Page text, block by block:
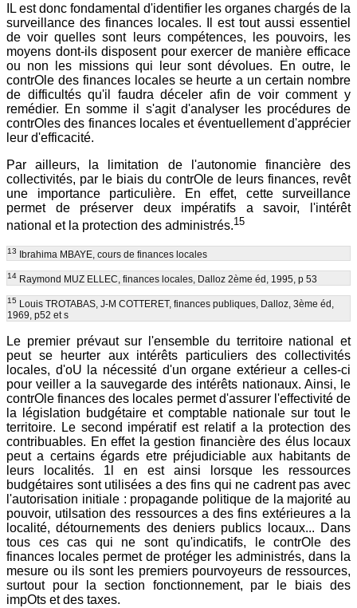
IL est donc fondamental d'identifier les organes chargés de la
surveillance des finances locales. Il est tout aussi essentiel
de voir quelles sont leurs compétences, les pouvoirs, les
moyens dont-ils disposent pour exercer de manière efficace
ou non les missions qui leur sont dévolues. En outre, le
contrOle des finances locales se heurte a un certain nombre
de difficultés qu'il faudra déceler afin de voir comment y
remédier. En somme il s'agit d'analyser les procédures de
contrOles des finances locales et éventuellement d'apprécier
leur d'efficacité.
Par ailleurs, la limitation de l'autonomie financière des
collectivités, par le biais du contrOle de leurs finances, revêt
une importance particulière. En effet, cette surveillance
permet de préserver deux impératifs a savoir, l'intérêt
national et la protection des administrés.15
13 Ibrahima MBAYE, cours de finances locales
14 Raymond MUZ ELLEC, finances locales, Dalloz 2ème éd, 1995, p 53
15 Louis TROTABAS, J-M COTTERET, finances publiques, Dalloz, 3ème éd,
1969, p52 et s
Le premier prévaut sur l'ensemble du territoire national et
peut se heurter aux intérêts particuliers des collectivités
locales, d'oU la nécessité d'un organe extérieur a celles-ci
pour veiller a la sauvegarde des intérêts nationaux. Ainsi, le
contrOle finances des locales permet d'assurer l'effectivité de
la législation budgétaire et comptable nationale sur tout le
territoire. Le second impératif est relatif a la protection des
contribuables. En effet la gestion financière des élus locaux
peut a certains égards etre préjudiciable aux habitants de
leurs localités. 1l en est ainsi lorsque les ressources
budgétaires sont utilisées a des fins qui ne cadrent pas avec
l'autorisation initiale : propagande politique de la majorité au
pouvoir, utilsation des ressources a des fins extérieures a la
localité, détournements des deniers publics locaux... Dans
tous ces cas qui ne sont qu'indicatifs, le contrOle des
finances locales permet de protéger les administrés, dans la
mesure ou ils sont les premiers pourvoyeurs de ressources,
surtout pour la section fonctionnement, par le biais des
impOts et des taxes.